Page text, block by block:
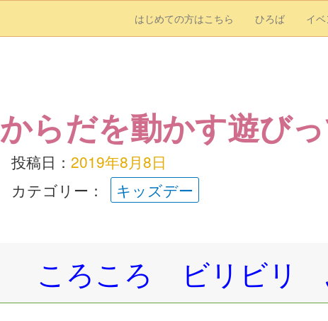
はじめての方はこちら ひろば イベ
からだを動かす遊び
投稿日： 2019年8月8日
カテゴリー：
キッズデー
ころころ ビリビリ